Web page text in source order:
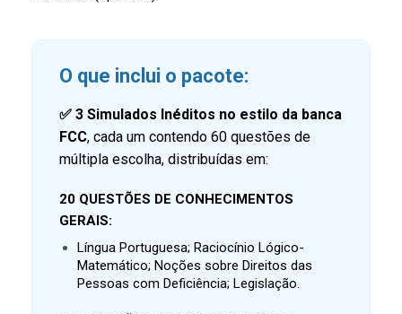
O que inclui o pacote:
✅ 3 Simulados Inéditos no estilo da banca
FCC, cada um contendo 60 questões de
múltipla escolha, distribuídas em:
20 QUESTÕES DE CONHECIMENTOS
GERAIS:
Língua Portuguesa; Raciocínio Lógico-
Matemático; Noções sobre Direitos das
Pessoas com Deficiência; Legislação.